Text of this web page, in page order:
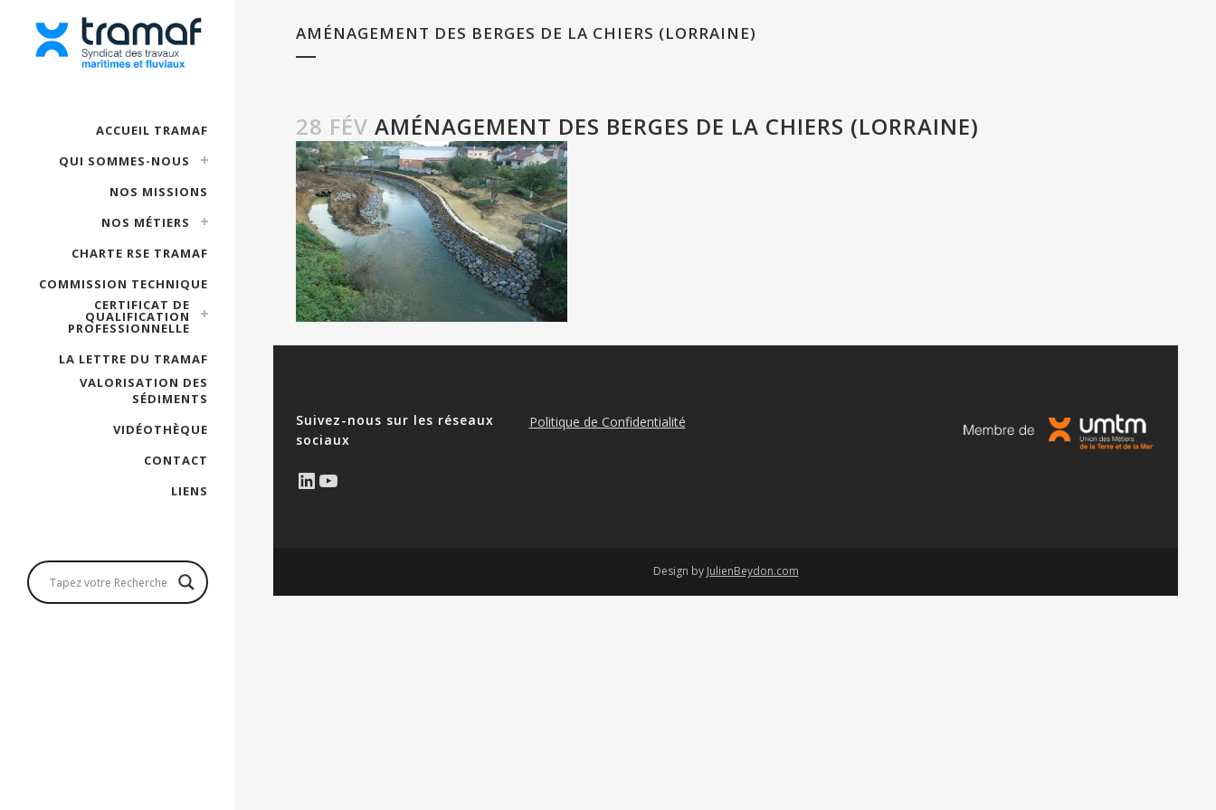
ACCUEIL TRAMAF
QUI SOMMES-NOUS
NOS MISSIONS
NOS MÉTIERS
CHARTE RSE TRAMAF
COMMISSION TECHNIQUE
CERTIFICAT DE
QUALIFICATION
PROFESSIONNELLE
LA LETTRE DU TRAMAF
VALORISATION DES
SÉDIMENTS
VIDÉOTHÈQUE
CONTACT
LIENS
AMÉNAGEMENT DES BERGES DE LA CHIERS (LORRAINE)
28 FÉV AMÉNAGEMENT DES BERGES DE LA CHIERS (LORRAINE)
Suivez-nous sur les réseaux
sociaux
LinkedIn
YouTube
Politique de Confidentialité
Design by JulienBeydon.com